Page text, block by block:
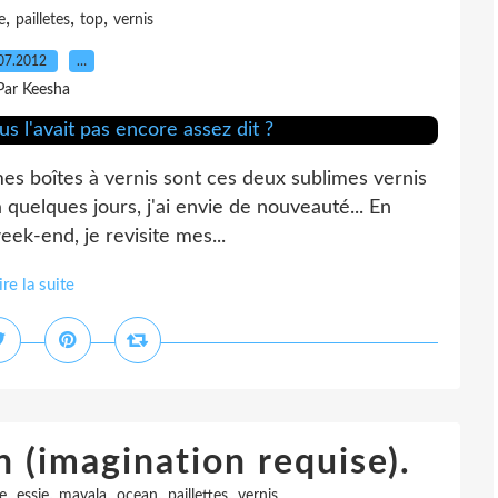
, pailletes, top, vernis
…
Keesha
boîtes à vernis sont ces deux sublimes vernis
jours, j'ai envie de nouveauté... En
end, je revisite mes...
la suite
(imagination requise).